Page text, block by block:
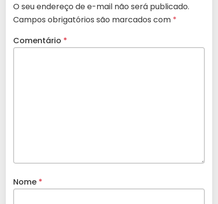
O seu endereço de e-mail não será publicado.
Campos obrigatórios são marcados com *
Comentário *
Nome *